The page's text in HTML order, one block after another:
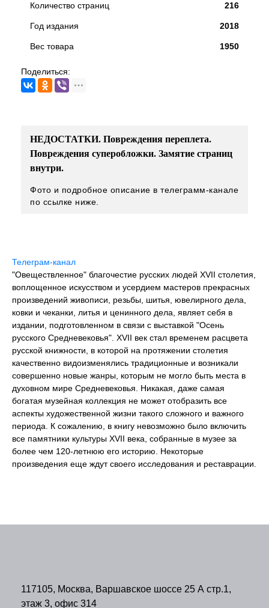
Количество страниц 216
Год издания 2018
Вес товара 1950
Поделиться:
НЕДОСТАТКИ. Повреждения переплета.
Повреждения суперобложки. Замятие страниц
внутри.
Фото и подробное описание в телеграмм-канале
по ссылке ниже.
Телеграм-канал
"Овеществленное" благочестие русских людей XVII столетия,
воплощенное искусством и усердием мастеров прекрасных
произведений живописи, резьбы, шитья, ювелирного дела,
ковки и чеканки, литья и ценинного дела, являет себя в
издании, подготовленном в связи с выставкой "Осень
русского Средневековья". XVII век стал временем расцвета
русской книжности, в которой на протяжении столетия
качественно видоизменялись традиционные и возникали
совершенно новые жанры, которым не могло быть места в
духовном мире Средневековья. Никакая, даже самая
богатая музейная коллекция не может отобразить все
аспекты художественной жизни такого сложного и важного
периода. К сожалению, в книгу невозможно было включить
все памятники культуры XVII века, собранные в музее за
более чем 120-летнюю его историю. Некоторые
произведения еще ждут своего исследования и реставрации.
117105, Москва, Варшавское шоссе 25 А стр.1,
этаж 3, офис 314